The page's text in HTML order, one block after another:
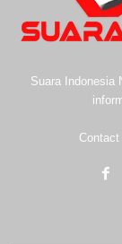
Suara Indonesia
Contact